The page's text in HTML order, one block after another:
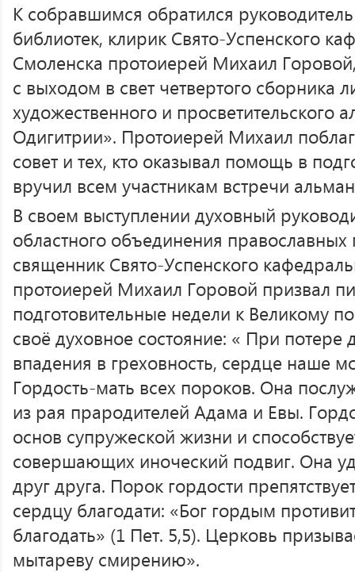
К собравшимся обратился
библиотек, клирик Свято-Успенского
Смоленска протоиерей Михаил
с выходом в свет четвертого сборника
художественного и просветительского
Одигитрии». Протоиерей Михаил
совет и тех, кто оказывал помощь в
вручил всем участникам встречи
В своем выступлении духовный
областного объединения православных
священник Свято-Успенского
протоиерей Михаил Горовой призвал
подготовительные недели к Великому
своё духовное состояние: « При потере
впадения в греховность, сердце наше
Гордость-мать всех пороков. Она
из рая прародителей Адама и Евы.
основ супружеской жизни и
совершающих иноческий подвиг. Она
друг друга. Порок гордости
сердцу благодати: «Бог гордым
благодать» (1 Пет. 5,5). Церковь
мытареву смирению».